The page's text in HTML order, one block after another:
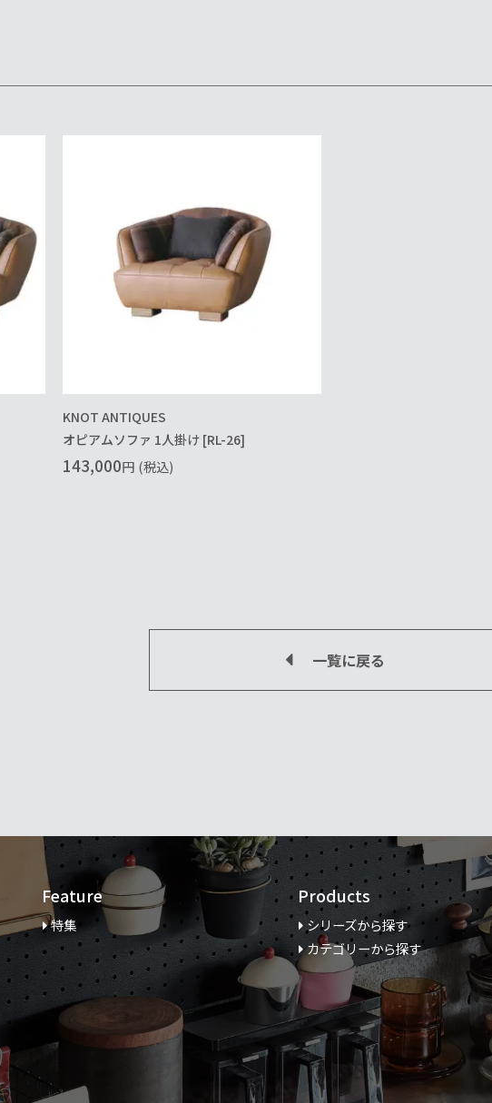
KNOT ANTIQUES
オピアムソファ 1人掛け [RL-26]
143,000円 (税込)
一覧に戻る
Feature
特集
Products
シリーズから探す
カテゴリーから探す